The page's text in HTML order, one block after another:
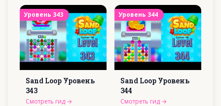
Уровень 343
Sand Loop Уровень
343
Смотреть гид →
Уровень 344
Sand Loop Уровень
344
Смотреть гид →